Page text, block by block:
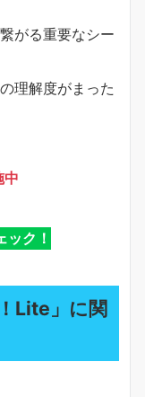
がる重要なシー
理解度がまった
中
ク！
Lite」に関